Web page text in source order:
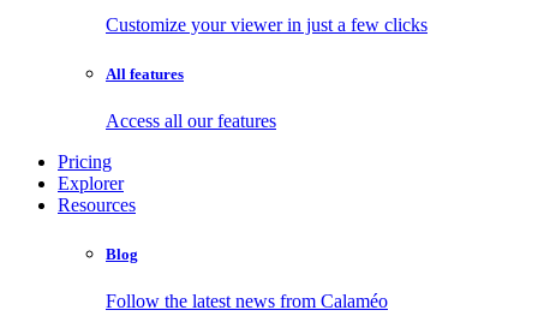
Customize your viewer in just a few clicks
All features
Access all our features
Pricing
Explorer
Resources
Blog
Follow the latest news from Calaméo